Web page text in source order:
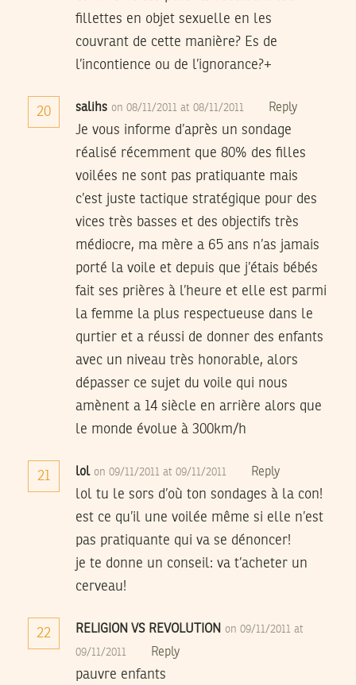
fillettes en objet sexuelle en les
couvrant de cette manière? Es de
l’incontience ou de l’ignorance?+
20 salihs on 08/11/2011 at 08/11/2011 Reply
Je vous informe d’après un sondage
réalisé récemment que 80% des filles
voilées ne sont pas pratiquante mais
c’est juste tactique stratégique pour des
vices très basses et des objectifs très
médiocre, ma mère a 65 ans n’as jamais
porté la voile et depuis que j’étais bébés
fait ses prières à l’heure et elle est parmi
la femme la plus respectueuse dans le
qurtier et a réussi de donner des enfants
avec un niveau très honorable, alors
dépasser ce sujet du voile qui nous
amènent a 14 siècle en arrière alors que
le monde évolue à 300km/h
21 lol on 09/11/2011 at 09/11/2011 Reply
lol tu le sors d’où ton sondages à la con!
est ce qu’il une voilée même si elle n’est
pas pratiquante qui va se dénoncer!
je te donne un conseil: va t’acheter un
cerveau!
22 RELIGION VS REVOLUTION on 09/11/2011 at
09/11/2011 Reply
pauvre enfants